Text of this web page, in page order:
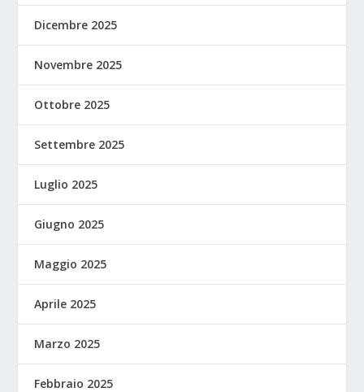
Dicembre 2025
Novembre 2025
Ottobre 2025
Settembre 2025
Luglio 2025
Giugno 2025
Maggio 2025
Aprile 2025
Marzo 2025
Febbraio 2025